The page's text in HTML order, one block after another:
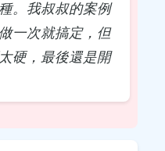
。我叔叔的案例
一次就搞定，但
硬，最後還是開